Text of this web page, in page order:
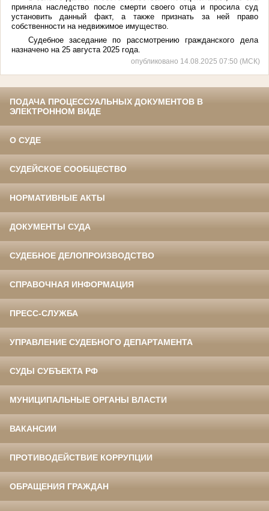
приняла наследство после смерти своего отца и просила суд
установить данный факт, а также признать за ней право
собственности на недвижимое имущество.
Судебное заседание по рассмотрению гражданского дела
назначено на 25 августа 2025 года.
опубликовано 14.08.2025 07:50 (МСК)
ПОДАЧА ПРОЦЕССУАЛЬНЫХ ДОКУМЕНТОВ В
ЭЛЕКТРОННОМ ВИДЕ
О СУДЕ
СУДЕЙСКОЕ СООБЩЕСТВО
НОРМАТИВНЫЕ АКТЫ
ДОКУМЕНТЫ СУДА
СУДЕБНОЕ ДЕЛОПРОИЗВОДСТВО
СПРАВОЧНАЯ ИНФОРМАЦИЯ
ПРЕСС-СЛУЖБА
УПРАВЛЕНИЕ СУДЕБНОГО ДЕПАРТАМЕНТА
СУДЫ СУБЪЕКТА РФ
МУНИЦИПАЛЬНЫЕ ОРГАНЫ ВЛАСТИ
ВАКАНСИИ
ПРОТИВОДЕЙСТВИЕ КОРРУПЦИИ
ОБРАЩЕНИЯ ГРАЖДАН